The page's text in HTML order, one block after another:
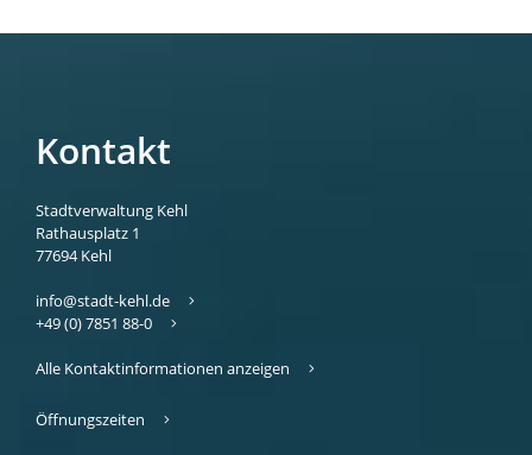
Kontakt
Stadtverwaltung Kehl
Rathausplatz 1
77694 Kehl
info@stadt-kehl.de
+49 (0) 7851 88-0
Alle Kontaktinformationen anzeigen
Öffnungszeiten